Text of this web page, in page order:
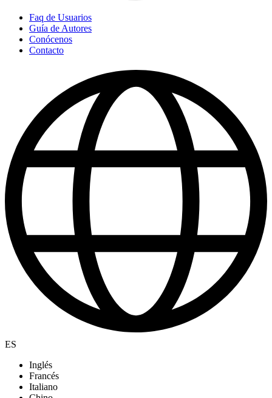
Faq de Usuarios
Guía de Autores
Conócenos
Contacto
ES
Inglés
Francés
Italiano